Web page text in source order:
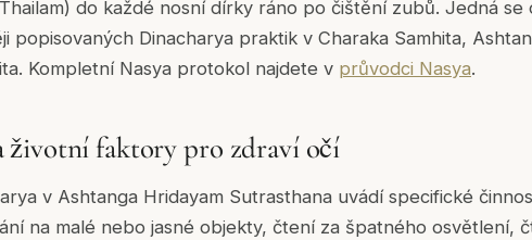
do každé nosní dírky ráno po čištění zubů. Jedná se
popisovaných Dinacharya praktik v Charaka Samhita,
Kompletní Nasya protokol najdete v průvodci Nasya.
životní faktory pro zdraví očí
v Ashtanga Hridayam Sutrasthana uvádí specifické
na malé nebo jasné objekty, čtení za špatného osvětlení,